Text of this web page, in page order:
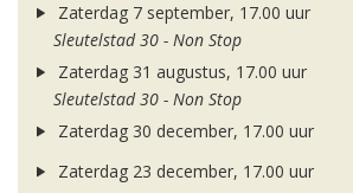
Zaterdag 7 september, 17.00 uur
Sleutelstad 30 - Non Stop
Zaterdag 31 augustus, 17.00 uur
Sleutelstad 30 - Non Stop
Zaterdag 30 december, 17.00 uur
Zaterdag 23 december, 17.00 uur